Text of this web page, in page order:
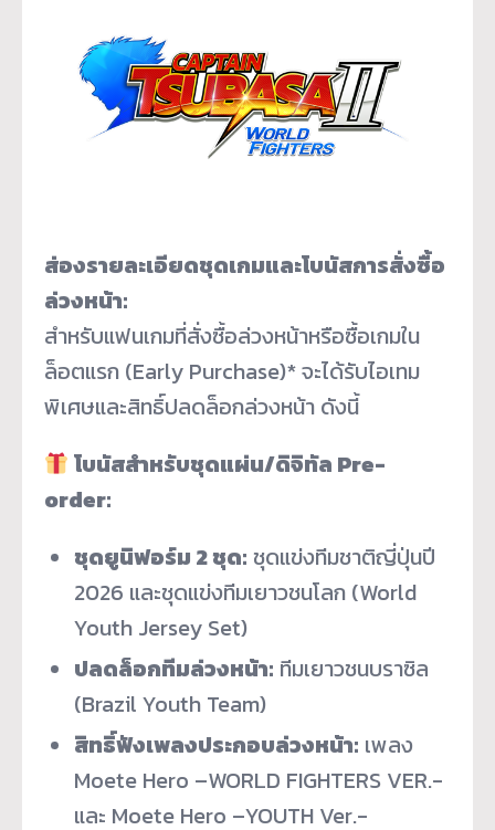
ส่องรายละเอียดชุดเกมและโบนัสการสั่งซื้อ
ล่วงหน้า:
สำหรับแฟนเกมที่สั่งซื้อล่วงหน้าหรือซื้อเกมใน
ล็อตแรก (Early Purchase)* จะได้รับไอเทม
พิเศษและสิทธิ์ปลดล็อกล่วงหน้า ดังนี้
โบนัสสำหรับชุดแผ่น/ดิจิทัล Pre-
order:
ชุดยูนิฟอร์ม 2 ชุด: ชุดแข่งทีมชาติญี่ปุ่นปี
2026 และชุดแข่งทีมเยาวชนโลก (World
Youth Jersey Set)
ปลดล็อกทีมล่วงหน้า: ทีมเยาวชนบราซิล
(Brazil Youth Team)
สิทธิ์ฟังเพลงประกอบล่วงหน้า: เพลง
Moete Hero –WORLD FIGHTERS VER.-
และ Moete Hero –YOUTH Ver.-